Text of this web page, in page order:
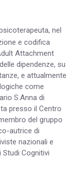
nel
e codifica
Attachment
dipendenze, su
e attualmente
come
S.Anna di
presso il Centro
del gruppo
autrice di
nazionali e
Cognitivi